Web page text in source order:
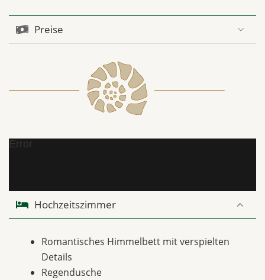
Preise
Error
Hochzeitszimmer
Romantisches Himmelbett mit verspielten
Details
Regendusche